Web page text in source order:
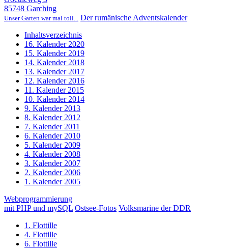
85748 Garching
Unser Garten war mal toll... Der rumänische Adventskalender
Inhaltsverzeichnis
16. Kalender 2020
15. Kalender 2019
14. Kalender 2018
13. Kalender 2017
12. Kalender 2016
11. Kalender 2015
10. Kalender 2014
9. Kalender 2013
8. Kalender 2012
7. Kalender 2011
6. Kalender 2010
5. Kalender 2009
4. Kalender 2008
3. Kalender 2007
2. Kalender 2006
1. Kalender 2005
Webprogrammierung
mit PHP und mySQL Ostsee-Fotos Volksmarine der DDR
1. Flottille
4. Flottille
6. Flottille